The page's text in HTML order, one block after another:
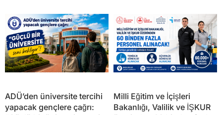
ADÜ’den üniversite tercihi
yapacak gençlere çağrı:
Milli Eğitim ve İçişleri
Bakanlığı, Valilik ve İŞKUR